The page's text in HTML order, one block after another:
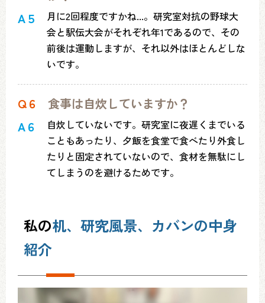
A５
月に2回程度ですかね...。研究室対抗の野球大
会と駅伝大会がそれぞれ年1であるので、その
前後は運動しますが、それ以外はほとんどしな
いです。
Q６
食事は自炊していますか？
A６
自炊していないです。研究室に夜遅くまでいる
こともあったり、夕飯を食堂で食べたり外食し
たりと固定されていないので、食材を無駄にし
てしまうのを避けるためです。
私の机、研究風景、カバンの中身
紹介